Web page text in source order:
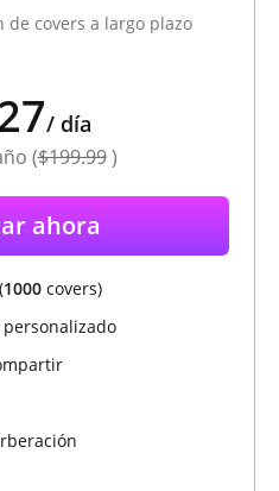
de covers a largo plazo
/ día
($199.99 )
ahora
1000 covers)